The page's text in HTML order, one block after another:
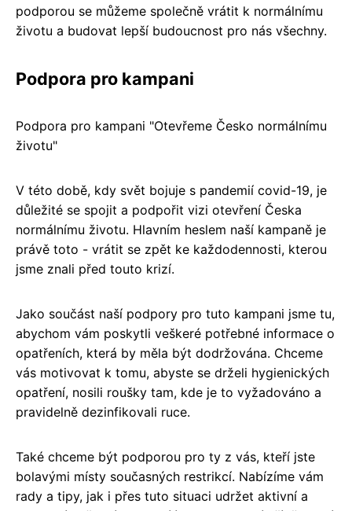
podporou se můžeme společně vrátit k normálnímu
životu a budovat lepší budoucnost pro nás všechny.
Podpora pro kampani
Podpora pro kampani "Otevřeme Česko normálnímu
životu"
V této době, kdy svět bojuje s pandemií covid-19, je
důležité se spojit a podpořit vizi otevření Česka
normálnímu životu. Hlavním heslem naší kampaně je
právě toto - vrátit se zpět ke každodennosti, kterou
jsme znali před touto krizí.
Jako součást naší podpory pro tuto kampani jsme tu,
abychom vám poskytli veškeré potřebné informace o
opatřeních, která by měla být dodržována. Chceme
vás motivovat k tomu, abyste se drželi hygienických
opatření, nosili roušky tam, kde je to vyžadováno a
pravidelně dezinfikovali ruce.
Také chceme být podporou pro ty z vás, kteří jste
bolavými místy současných restrikcí. Nabízíme vám
rady a tipy, jak i přes tuto situaci udržet aktivní a